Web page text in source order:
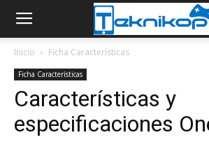
Inicio Ficha Características
Ficha Características
Características y
especificaciones